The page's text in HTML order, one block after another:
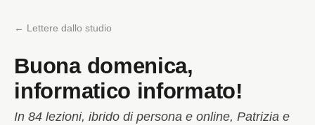
← Lettere dallo studio
Buona domenica,
informatico informato!
In 84 lezioni, ibrido di persona e online, Patrizia e